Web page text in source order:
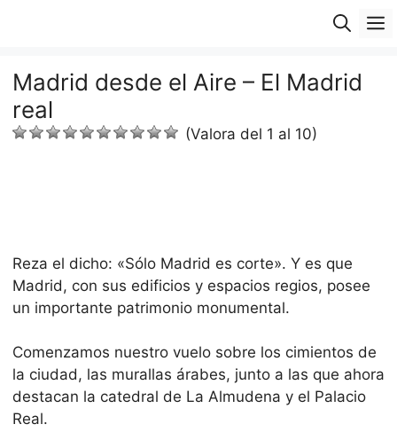
Madrid desde el Aire – El Madrid
real
(Valora del 1 al 10)
Reza el dicho: «Sólo Madrid es corte». Y es que
Madrid, con sus edificios y espacios regios, posee
un importante patrimonio monumental.
Comenzamos nuestro vuelo sobre los cimientos de
la ciudad, las murallas árabes, junto a las que ahora
destacan la catedral de La Almudena y el Palacio
Real.